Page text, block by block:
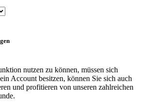
nutzen zu können, müssen sich
Account besitzen, können Sie sich auch
und profitieren von unseren zahlreichen